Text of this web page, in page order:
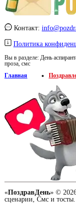
Контакт:
Политика
Вы в разделе: День
проза, смс
Главная
«ПоздравДень» ©
сценарии, Смс и тосты.